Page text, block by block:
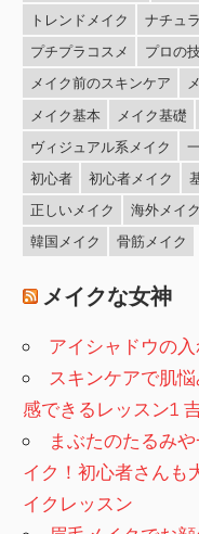
トレンドメイク
ナチュ
プチプラコスメ
プロの
メイク前のスキンケア
メイク基本
メイク基礎
ヴィジュアル系メイク
初心者
初心者メイク
正しいメイク
海外メイク
韓国メイク
骨筋メイク
メイクな女神
アイシャドウの
スキンケアで肌
感できるレッスン1
まぶたのたるみ
イク！初心者さんも
イクレッスン